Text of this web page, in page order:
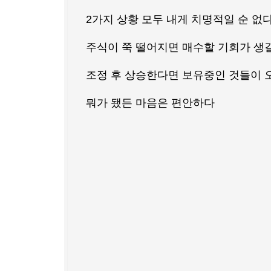
2가지 상황 모두 내게 치명적일 순 없
주식이 쭉 떨어지면 매수할 기회가 생
조정 후 상승한다면 보유중인 것들이
뭐가 됐든 마음은 편안하다